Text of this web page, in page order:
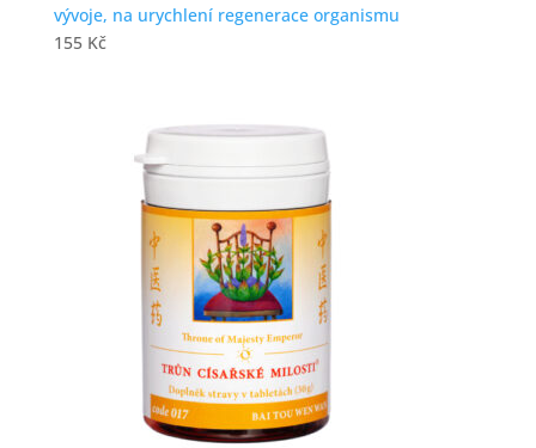
vývoje, na urychlení regenerace organismu
155 Kč